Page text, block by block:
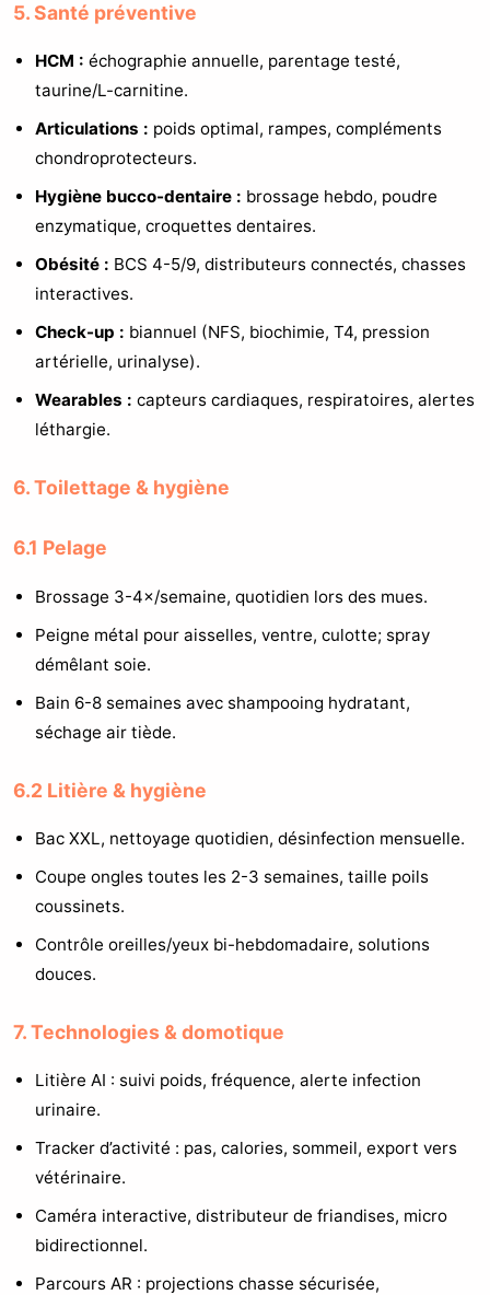
5. Santé préventive
HCM : échographie annuelle, parentage testé,
taurine/L-carnitine.
Articulations : poids optimal, rampes, compléments
chondroprotecteurs.
Hygiène bucco-dentaire : brossage hebdo, poudre
enzymatique, croquettes dentaires.
Obésité : BCS 4-5/9, distributeurs connectés, chasses
interactives.
Check-up : biannuel (NFS, biochimie, T4, pression
artérielle, urinalyse).
Wearables : capteurs cardiaques, respiratoires, alertes
léthargie.
6. Toilettage & hygiène
6.1 Pelage
Brossage 3-4×/semaine, quotidien lors des mues.
Peigne métal pour aisselles, ventre, culotte; spray
démêlant soie.
Bain 6-8 semaines avec shampooing hydratant,
séchage air tiède.
6.2 Litière & hygiène
Bac XXL, nettoyage quotidien, désinfection mensuelle.
Coupe ongles toutes les 2-3 semaines, taille poils
coussinets.
Contrôle oreilles/yeux bi-hebdomadaire, solutions
douces.
7. Technologies & domotique
Litière AI : suivi poids, fréquence, alerte infection
urinaire.
Tracker d’activité : pas, calories, sommeil, export vers
vétérinaire.
Caméra interactive, distributeur de friandises, micro
bidirectionnel.
Parcours AR : projections chasse sécurisée,